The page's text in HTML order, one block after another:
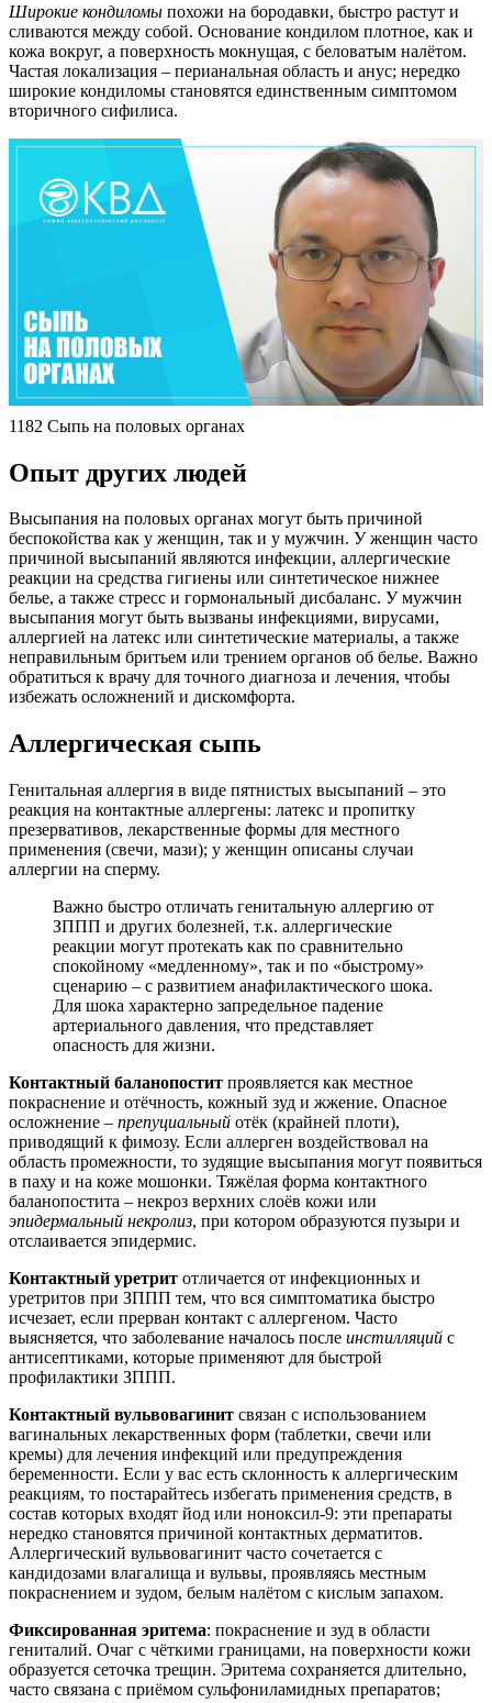
Широкие кондиломы похожи на бородавки, быстро растут и
сливаются между собой. Основание кондилом плотное, как и
кожа вокруг, а поверхность мокнущая, с беловатым налётом.
Частая локализация – перианальная область и анус; нередко
широкие кондиломы становятся единственным симптомом
вторичного сифилиса.
1182 Сыпь на половых органах
Опыт других людей
Высыпания на половых органах могут быть причиной
беспокойства как у женщин, так и у мужчин. У женщин часто
причиной высыпаний являются инфекции, аллергические
реакции на средства гигиены или синтетическое нижнее
белье, а также стресс и гормональный дисбаланс. У мужчин
высыпания могут быть вызваны инфекциями, вирусами,
аллергией на латекс или синтетические материалы, а также
неправильным бритьем или трением органов об белье. Важно
обратиться к врачу для точного диагноза и лечения, чтобы
избежать осложнений и дискомфорта.
Аллергическая сыпь
Генитальная аллергия в виде пятнистых высыпаний – это
реакция на контактные аллергены: латекс и пропитку
презервативов, лекарственные формы для местного
применения (свечи, мази); у женщин описаны случаи
аллергии на сперму.
Важно быстро отличать генитальную аллергию от
ЗППП и других болезней, т.к. аллергические
реакции могут протекать как по сравнительно
спокойному «медленному», так и по «быстрому»
сценарию – с развитием анафилактического шока.
Для шока характерно запредельное падение
артериального давления, что представляет
опасность для жизни.
Контактный баланопостит проявляется как местное
покраснение и отёчность, кожный зуд и жжение. Опасное
осложнение – препуциальный отёк (крайней плоти),
приводящий к фимозу. Если аллерген воздействовал на
область промежности, то зудящие высыпания могут появиться
в паху и на коже мошонки. Тяжёлая форма контактного
баланопостита – некроз верхних слоёв кожи или
эпидермальный некролиз, при котором образуются пузыри и
отслаивается эпидермис.
Контактный уретрит отличается от инфекционных и
уретритов при ЗППП тем, что вся симптоматика быстро
исчезает, если прерван контакт с аллергеном. Часто
выясняется, что заболевание началось после инстилляций с
антисептиками, которые применяют для быстрой
профилактики ЗППП.
Контактный вульвовагинит связан с использованием
вагинальных лекарственных форм (таблетки, свечи или
кремы) для лечения инфекций или предупреждения
беременности. Если у вас есть склонность к аллергическим
реакциям, то постарайтесь избегать применения средств, в
состав которых входят йод или ноноксил-9: эти препараты
нередко становятся причиной контактных дерматитов.
Аллергический вульвовагинит часто сочетается с
кандидозами влагалища и вульвы, проявляясь местным
покраснением и зудом, белым налётом с кислым запахом.
Фиксированная эритема: покраснение и зуд в области
гениталий. Очаг с чёткими границами, на поверхности кожи
образуется сеточка трещин. Эритема сохраняется длительно,
часто связана с приёмом сульфониламидных препаратов;